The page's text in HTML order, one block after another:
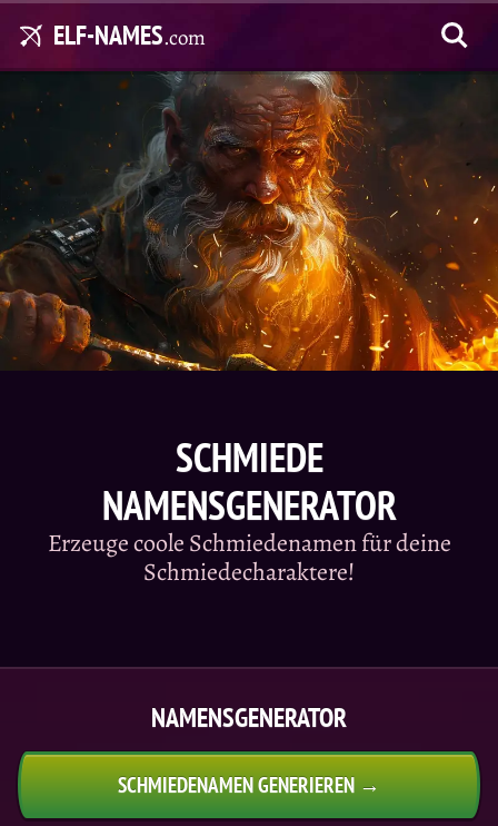
ELF-NAMES.com
SCHMIEDE
NAMENSGENERATOR
Erzeuge coole Schmiedenamen für deine
Schmiedecharaktere!
NAMENSGENERATOR
SCHMIEDENAMEN GENERIEREN →